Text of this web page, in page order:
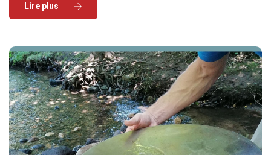
Read More